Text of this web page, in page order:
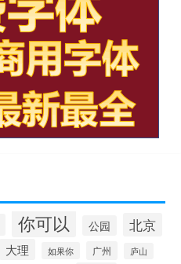
你可以 公园 北京
大理 如果你 广州 庐山